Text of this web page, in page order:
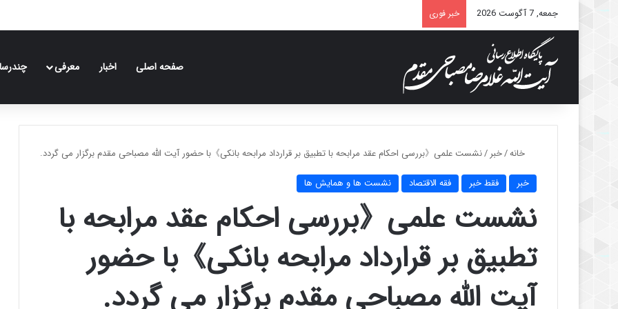
جمعه, 7 آگوست 2026 خبر فوری
صفحه اصلی اخبار معرفی
خانه/خبر /نشست علمی《بررسی احکام عقد مرابحه با تطبیق بر قرارداد مرابحه بانکی》با حضور آیت الله مصباحی مقدم برگزار می گردد.
خبر فقط خبر فقه الاقتصاد نشست ها و همایش ها
نشست علمی《بررسی احکام عقد مرابحه با
تطبیق بر قرارداد مرابحه بانکی》با حضور
آیت الله مصباحی مقدم برگزار می گردد.